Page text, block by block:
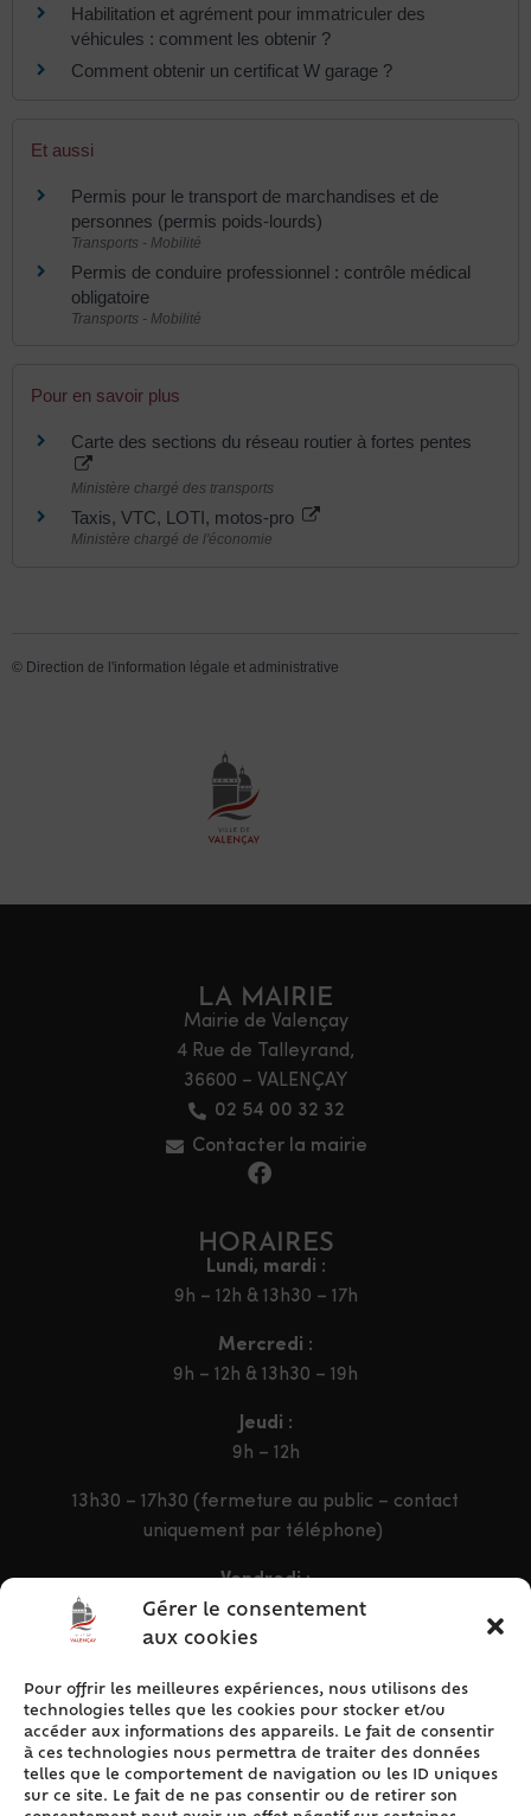
Gérer le consentement
aux cookies
Pour offrir les meilleures expériences, nous utilisons des
technologies telles que les cookies pour stocker et/ou
accéder aux informations des appareils. Le fait de consentir
à ces technologies nous permettra de traiter des données
telles que le comportement de navigation ou les ID uniques
sur ce site. Le fait de ne pas consentir ou de retirer son
Habilitation et agrément pour immatriculer des
véhicules : comment les obtenir ?
Comment obtenir un certificat W garage ?
Et aussi
Permis pour le transport de marchandises et de
personnes (permis poids-lourds)
Transports - Mobilité
Permis de conduire professionnel : contrôle médical
obligatoire
Transports - Mobilité
Pour en savoir plus
Carte des sections du réseau routier à fortes pentes
Ministère chargé des transports
Taxis, VTC, LOTI, motos-pro
Ministère chargé de l'économie
© Direction de l'information légale et administrative
LA MAIRIE
Mairie de Valençay
4 Rue de Talleyrand,
36600 – VALENÇAY
02 54 00 32 32
Contacter la mairie
HORAIRES
Lundi, mardi :
9h – 12h & 13h30 – 17h
Mercredi :
9h – 12h & 13h30 – 19h
Jeudi :
9h – 12h
13h30 – 17h30 (fermeture au public – contact
uniquement par téléphone)
Vendredi :
9h – 12h & 13h30 – 16h30
ACCÈS RAPIDE
Accueil
Contact
Plan du site